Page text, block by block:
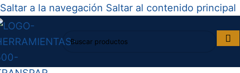
Saltar a la navegación Saltar al contenido principal